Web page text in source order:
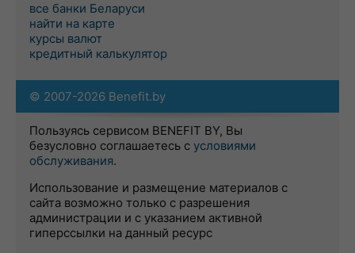
все банки Беларуси
найти на карте
курсы валют
кредитный калькулятор
© 2007-2026 Benefit.by
Пользуясь сервисом BENEFIT BY, Вы
безусловно соглашаетесь с условиями
обслуживания.
Использование и размещение материалов с
сайта возможно только с разрешения
администрации и с указанием активной
гиперссылки на данный ресурс